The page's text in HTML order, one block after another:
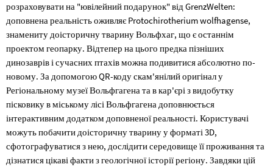
розраховувати на "ювілейний подарунок" від GrenzWelten:
доповнена реальність оживляє Protochirotherium wolfhagense,
знамениту доісторичну тварину Вольфхаг, що є останнім
проектом геопарку. Відтепер на цього предка пізніших
динозаврів і сучасних птахів можна подивитися абсолютно по-
новому. За допомогою QR-коду скам'янілий оригінал у
Регіональному музеї Вольфгагена та в кар'єрі з видобутку
пісковику в міському лісі Вольфгагена доповнюється
інтерактивним додатком доповненої реальності. Користувачі
можуть побачити доісторичну тварину у форматі 3D,
сфотографуватися з нею, дослідити середовище її проживання та
дізнатися цікаві факти з геологічної історії регіону. Завдяки цій